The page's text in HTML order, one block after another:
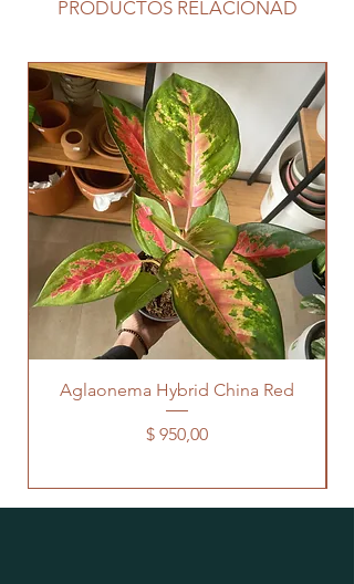
PRODUCTOS RELACIONAD
Aglaonema Hybrid China Red
Precio
$ 950,00